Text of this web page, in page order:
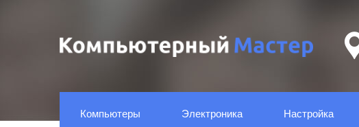
Компьютеры Электроника Настройка